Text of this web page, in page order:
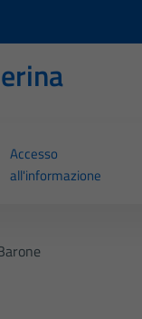
Accesso
all'informazione